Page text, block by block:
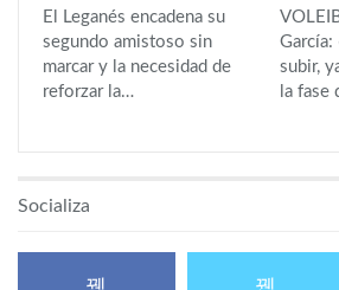
El Leganés encadena su
segundo amistoso sin
marcar y la necesidad de
reforzar la…
García:
subir,
la fase
Socializa